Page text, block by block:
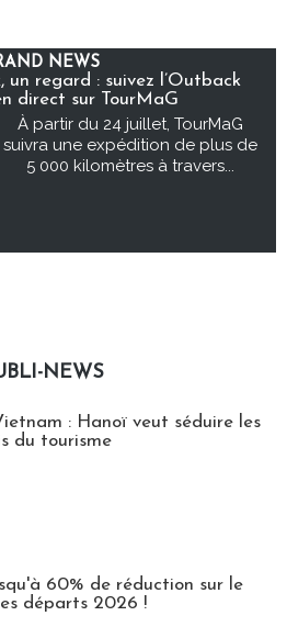
NEWS
un regard : suivez l’Outback
direct sur TourMaG
À partir du 24 juillet, TourMaG
suivra une expédition de plus de
5 000 kilomètres à travers...
NEWS
: Hanoï veut séduire les
du tourisme
60% de réduction sur le
départs 2026 !